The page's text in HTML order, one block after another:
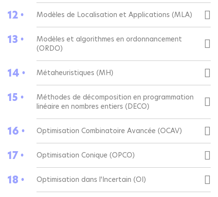
12 • Modèles de Localisation et Applications (MLA)
13 •
Modèles et algorithmes en ordonnancement
(ORDO)
14 • Métaheuristiques (MH)
15 •
Méthodes de décomposition en programmation
linéaire en nombres entiers (DECO)
16 • Optimisation Combinatoire Avancée (OCAV)
17 • Optimisation Conique (OPCO)
18 • Optimisation dans l'Incertain (OI)